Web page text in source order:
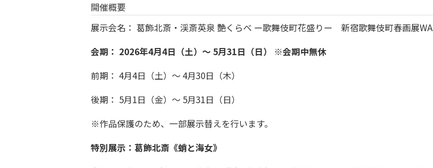
開催概要
展示会名： 葛飾北斎・渓斎英泉 艶くらべ ー歌舞伎町花盛りー 新宿歌舞伎町春画展WA
会期： 2026年4月4日（土）～ 5月31日（日） ※会期中無休
前期： 4月4日（土）～ 4月30日（木）
後期： 5月1日（金）～ 5月31日（日）
※作品保護のため、一部展示替えを行います。
特別展示：葛飾北斎《蛸と海女》